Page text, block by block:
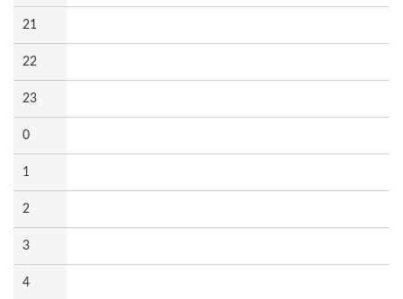
21
22
23
0
1
2
3
4